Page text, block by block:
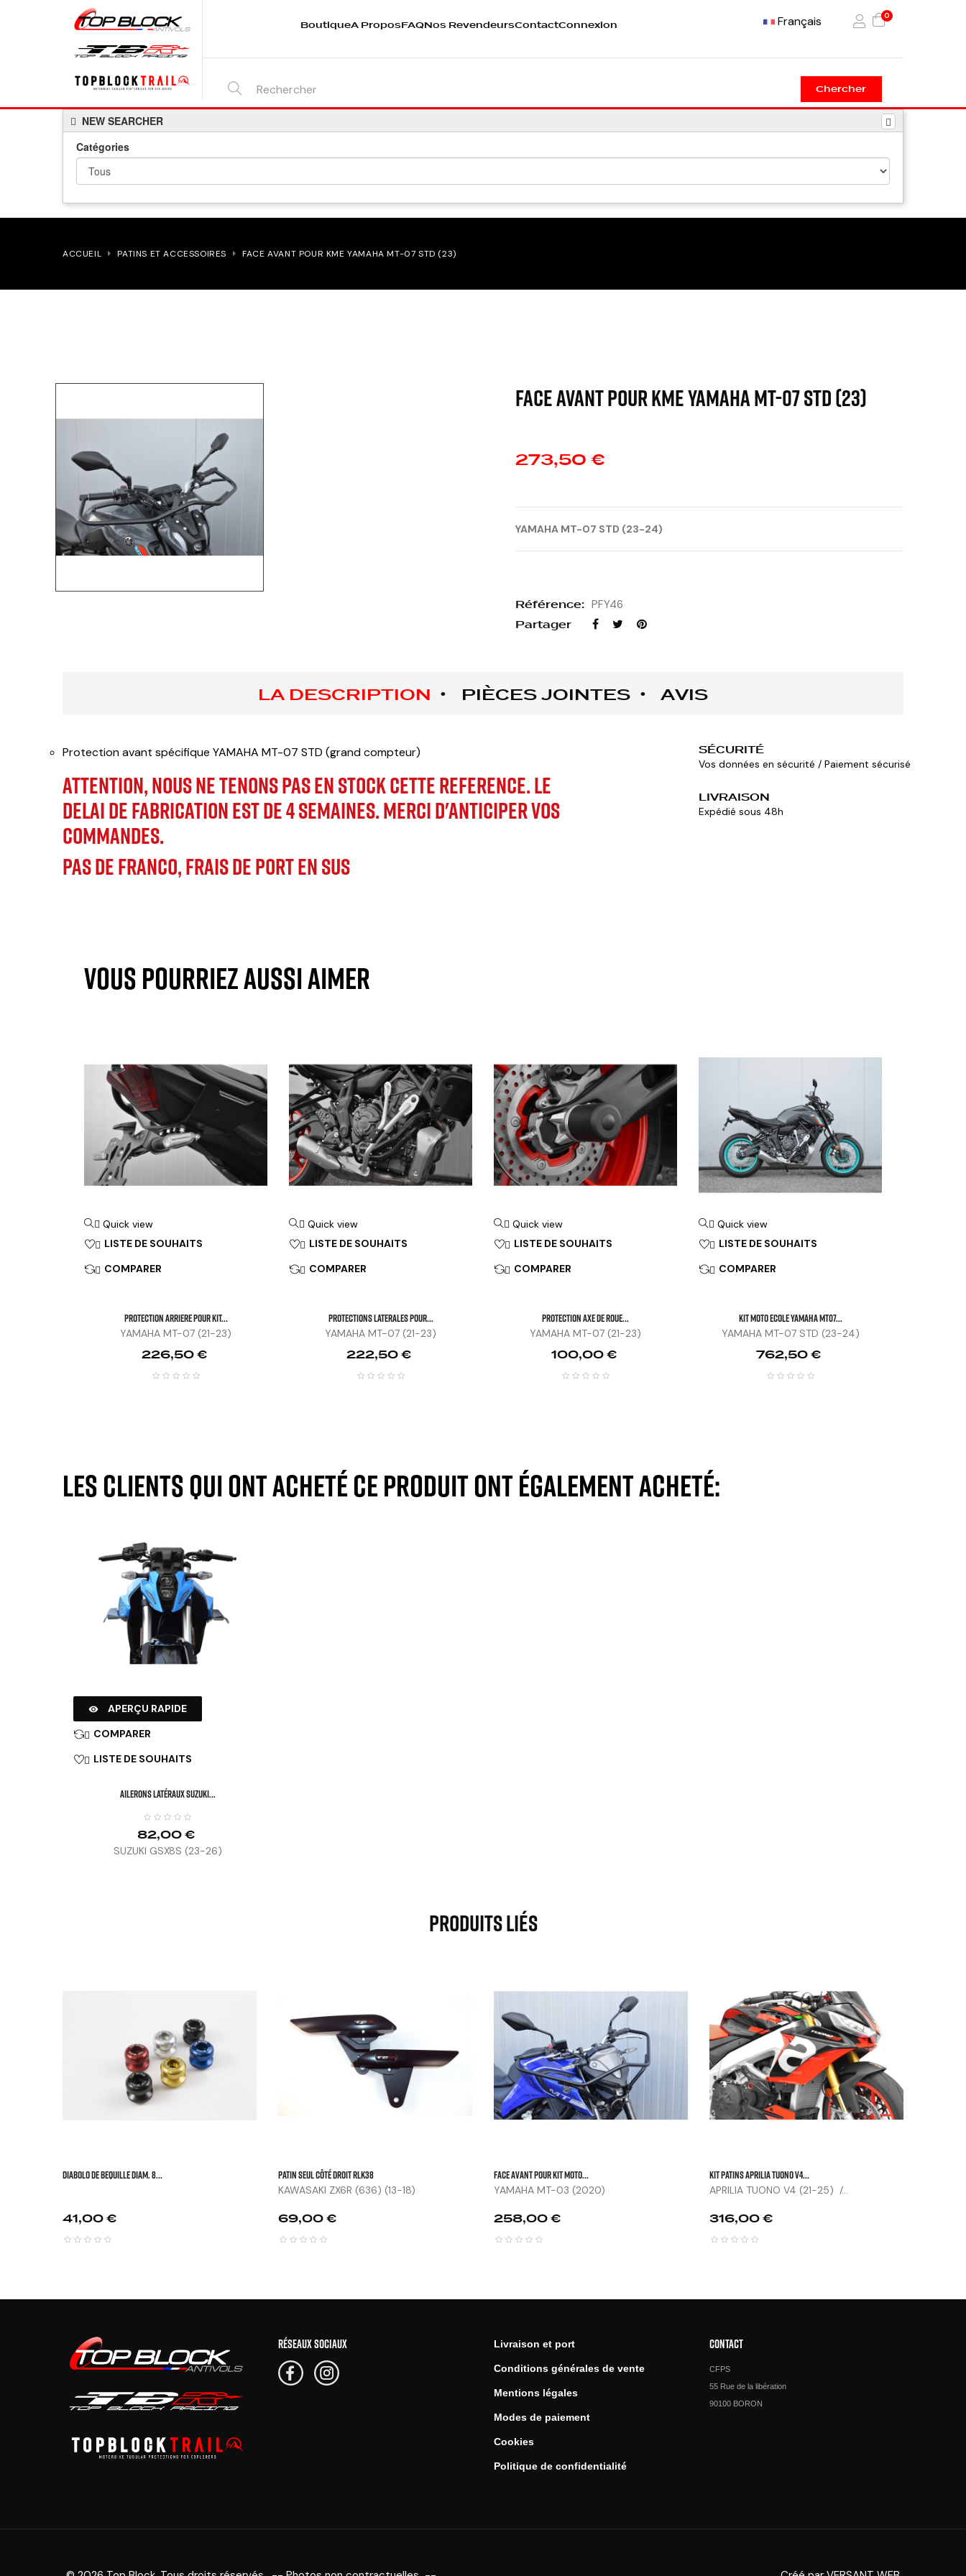
BoutiqueA ProposFAQNos RevendeursContactConnexion Français 0
Chercher
NEW SEARCHER
Catégories
ACCUEIL PATINS ET ACCESSOIRES FACE AVANT POUR KME YAMAHA MT-07 STD (23)
FACE AVANT POUR KME YAMAHA MT-07 STD (23)
273,50 €
YAMAHA MT-07 STD (23-24)
Référence: PFY46
Partager
LA DESCRIPTION PIÈCES JOINTES AVIS
Protection avant spécifique YAMAHA MT-07 STD (grand compteur)
ATTENTION,NOUS NE TENONS PAS EN STOCK CETTE REFERENCE. LE
DELAI DE FABRICATION EST DE 4 SEMAINES. MERCI D'ANTICIPER VOS
COMMANDES.
PAS DE FRANCO, FRAIS DE PORT EN SUS
SÉCURITÉ
Vos données en sécurité / Paiement sécurisé
LIVRAISON
Expédié sous 48h
VOUS POURRIEZ AUSSI AIMER
 Quick view
 LISTE DE SOUHAITS
 COMPARER
PROTECTION ARRIERE POUR KIT...
YAMAHA MT-07 (21-23)
Prix
226,50 €
 Quick view
 LISTE DE SOUHAITS
 COMPARER
PROTECTIONS LATERALES POUR...
YAMAHA MT-07 (21-23)
Prix
222,50 €
 Quick view
 LISTE DE SOUHAITS
 COMPARER
PROTECTION AXE DE ROUE...
YAMAHA MT-07 (21-23)
Prix
100,00 €
 Quick view
 LISTE DE SOUHAITS
 COMPARER
KIT MOTO ECOLE YAMAHA MT07...
YAMAHA MT-07 STD (23-24)
Prix
762,50 €
Les clients qui ont acheté ce produit ont également acheté:
 APERÇU RAPIDE
 COMPARER
 LISTE DE SOUHAITS
Ailerons Latéraux SUZUKI...
82,00 €
SUZUKI GSX8S (23-26)
Produits Liés
DIABOLO DE BEQUILLE DIAM. 8...
Prix
41,00 €
Patin Seul Côté Droit RLK38
KAWASAKI ZX6R (636) (13-18)
Prix
69,00 €

FACE AVANT POUR KIT MOTO...
YAMAHA MT-03 (2020)
Prix
258,00 €
KIT PATINS APRILIA TUONO V4...
APRILIA TUONO V4 (21-25) /...
Prix
316,00 €
RÉSEAUX SOCIAUX Livraison et port
Conditions générales de vente
Mentions légales
Modes de paiement
Cookies
Politique de confidentialité
CONTACT
CFPS
55 Rue de la libération
90100 BORON